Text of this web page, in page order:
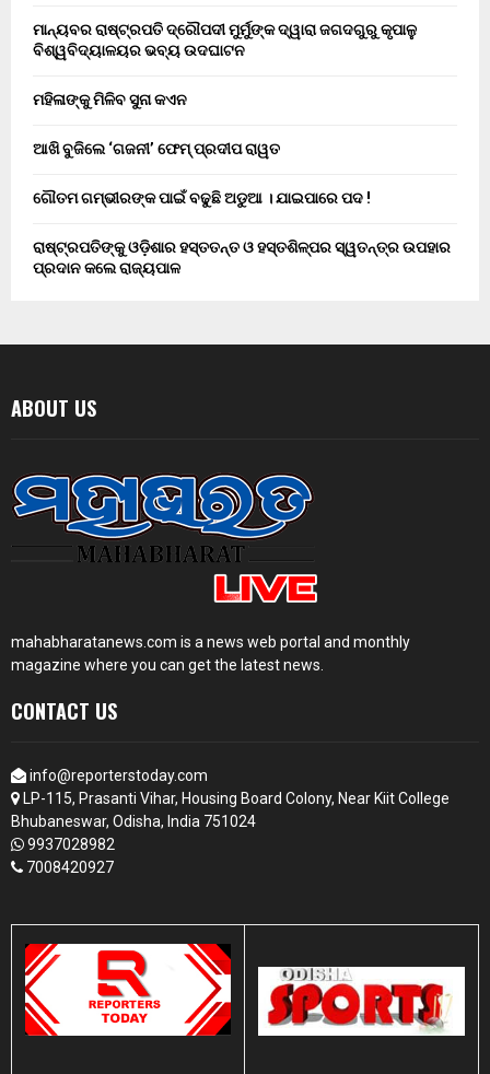
ମାନ୍ୟବର ରାଷ୍ଟ୍ରପତି ଦ୍ରୌପଦୀ ମୁର୍ମୁଙ୍କ ଦ୍ୱାରା ଜଗଦଗୁରୁ କୃପାଳୁ
ବିଶ୍ୱବିଦ୍ୟାଳୟର ଭବ୍ୟ ଉଦଘାଟନ
ମହିଳାଙ୍କୁ ମିଳିବ ସୁନା କଏନ
ଆଖି ବୁଜିଲେ ‘ଗଜନୀ’ ଫେମ୍ ପ୍ରଦୀପ ରାୱତ
ଗୌତମ ଗମ୍ଭୀରଙ୍କ ପାଇଁ ବଢୁଛି ଅଡୁଆ । ଯାଇପାରେ ପଦ !
ରାଷ୍ଟ୍ରପତିଙ୍କୁ ଓଡ଼ିଶାର ହସ୍ତତନ୍ତ ଓ ହସ୍ତଶିଳ୍ପର ସ୍ୱତନ୍ତ୍ର ଉପହାର
ପ୍ରଦାନ କଲେ ରାଜ୍ୟପାଳ
ABOUT US
mahabharatanews.com is a news web portal and monthly
magazine where you can get the latest news.
CONTACT US
info@reporterstoday.com
LP-115, Prasanti Vihar, Housing Board Colony, Near Kiit College
Bhubaneswar, Odisha, India 751024
9937028982
7008420927